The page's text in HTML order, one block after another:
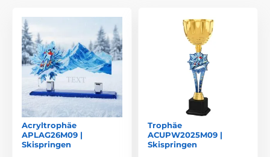
Acryltrophäe
APLAG26M09 |
Skispringen
Trophäe
ACUPW2025M09 |
Skispringen